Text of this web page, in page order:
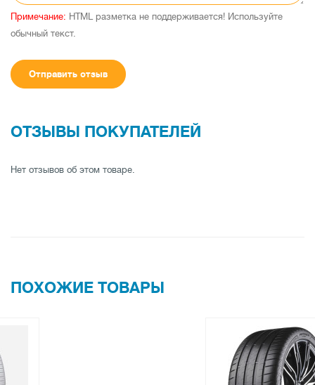
Примечание: HTML разметка не поддерживается! Используйте
обычный текст.
Отправить отзыв
ОТЗЫВЫ ПОКУПАТЕЛЕЙ
Нет отзывов об этом товаре.
ПОХОЖИЕ ТОВАРЫ